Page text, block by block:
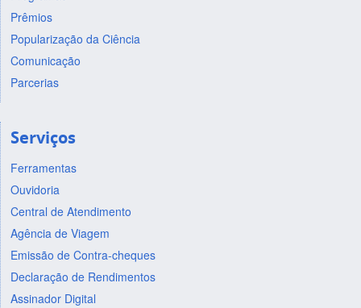
Prêmios
Popularização da Ciência
Comunicação
Parcerias
Serviços
Ferramentas
Ouvidoria
Central de Atendimento
Agência de Viagem
Emissão de Contra-cheques
Declaração de Rendimentos
Assinador Digital